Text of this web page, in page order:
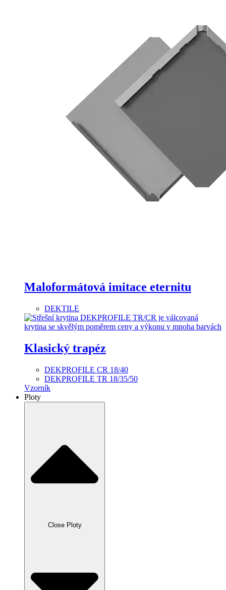
Maloformátová imitace eternitu
DEKTILE
Klasický trapéz
DEKPROFILE CR 18/40
DEKPROFILE TR 18/35/50
Vzorník
Ploty
Close Ploty